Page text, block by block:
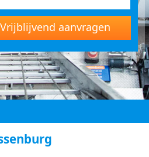
Vrijblijvend aanvragen